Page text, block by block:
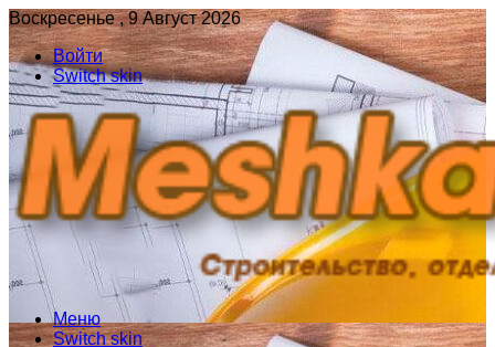
Воскресенье , 9 Август 2026
Войти
Switch skin
Меню
Switch skin